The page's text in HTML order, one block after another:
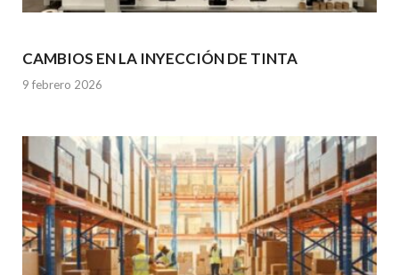
CAMBIOS EN LA INYECCIÓN DE TINTA
9 febrero 2026